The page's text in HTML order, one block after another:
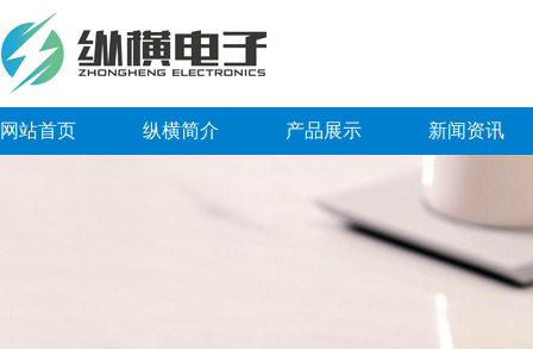
网站首页 纵横简介 产品展示 新闻资讯